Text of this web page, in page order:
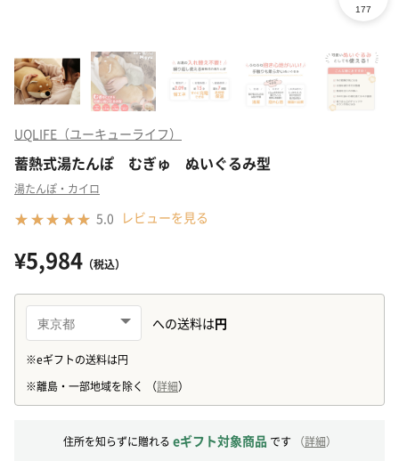
UQLIFE（ユーキューライフ）
蓄熱式湯たんぽ むぎゅ ぬいぐるみ型
湯たんぽ・カイロ
5.0 レビューを見る
¥5,984 （税込）
住所を知らずに贈れる eギフト対象商品 です （詳細）